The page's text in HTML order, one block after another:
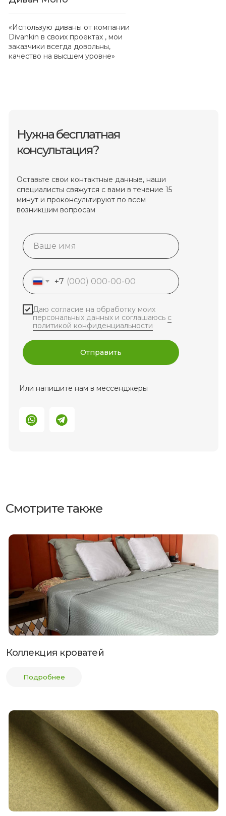
«Использую диваны от компании
Divankin в своих проектах , мои
заказчики всегда довольны,
качество на высшем уровне»
Нужна бесплатная
консультация?
Оставьте свои контактные данные, наши
специалисты свяжутся с вами в течение 15
минут и проконсультируют по всем
возникшим вопросам
Или напишите нам в мессенджеры
+7
Даю согласие на обработку моих
персональных данных и соглашаюсь с
политикой конфиденциальности
Отправить
Смотрите также
Подробнее
Коллекция кроватей